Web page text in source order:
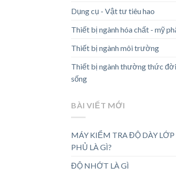
Dụng cụ - Vật tư tiêu hao
Thiết bị ngành hóa chất - mỹ
Thiết bị ngành môi trường
Thiết bị ngành thường thức đời
sống
BÀI VIẾT MỚI
MÁY KIỂM TRA ĐỘ DÀY LỚP
PHỦ LÀ GÌ?
ĐỘ NHỚT LÀ GÌ